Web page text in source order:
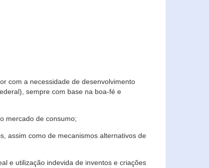
com a necessidade de desenvolvimento
sempre com base na boa-fé e
mercado de consumo;
assim como de mecanismos alternativos de
e utilização indevida de inventos e criações